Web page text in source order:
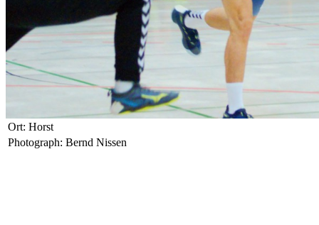
Ort: Horst
Photograph: Bernd Nissen